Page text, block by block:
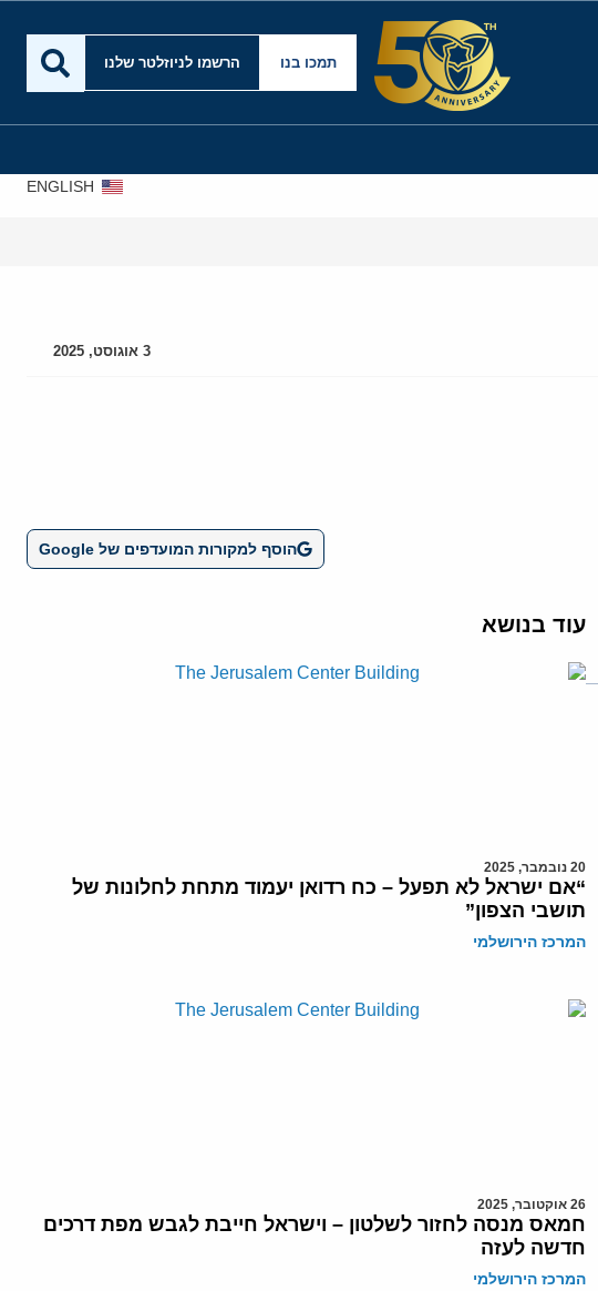
תמכו בנו הרשמו לניוזלטר שלנו
ENGLISH
3 אוגוסט, 2025
הוסף למקורות המועדפים של Google
עוד בנושא
20 נובמבר, 2025
“אם ישראל לא תפעל – כח רדואן יעמוד מתחת לחלונות של
תושבי הצפון”
המרכז הירושלמי
26 אוקטובר, 2025
חמאס מנסה לחזור לשלטון – וישראל חייבת לגבש מפת דרכים
חדשה לעזה
המרכז הירושלמי